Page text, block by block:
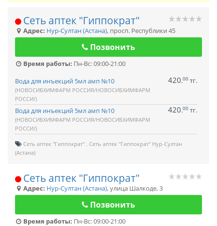
Сеть аптек "Гиппократ"
Адрес: Нур-Султан (Астана), просп. Республики 45
Позвонить
Время работы: Пн-Вс: 09:00-21:00
Вода для инъекций 5мл амп №10
(НОВОСИБХИМФАРМ РОССИЯ/НОВОСИБХИМФАРМ
РОССИ/)
420.00 тг.
Вода для инъекций 5мл амп №10
(НОВОСИБХИМФАРМ РОССИЯ/НОВОСИБХИМФАРМ
РОССИ/)
420.00 тг.
Сеть аптек "Гиппократ" Сеть аптек "Гиппократ" Нур-Султан
(Астана)
Сеть аптек "Гиппократ"
Адрес: Нур-Султан (Астана),улица Шалкоде, 3
Позвонить
Время работы: Пн-Вс: 09:00-21:00